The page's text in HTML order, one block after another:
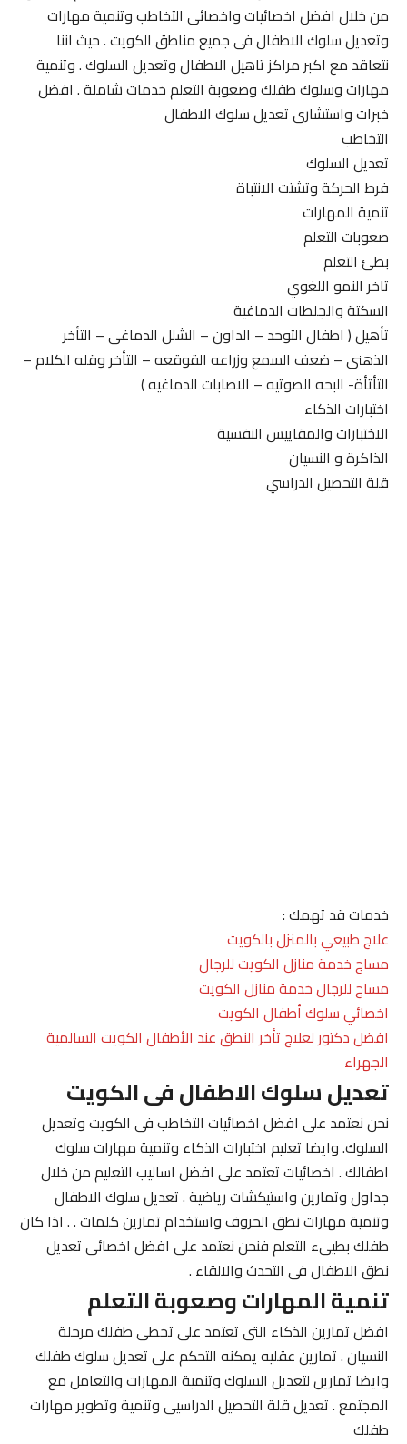
من خلال افضل اخصائيات واخصائى التخاطب وتنمية مهارات
وتعديل سلوك الاطفال فى جميع مناطق الكويت . حيث اننا
نتعاقد مع اكبر مراكز تاهيل الاطفال وتعديل السلوك . وتنمية
مهارات وسلوك طفلك وصعوبة التعلم خدمات شاملة . افضل
خبرات واستشارى تعديل سلوك الاطفال
التخاطب
تعديل السلوك
فرط الحركة وتشتت الانتباة
تنمية المهارات
صعوبات التعلم
بطئ التعلم
تاخر النمو اللغوي
السكتة والجلطات الدماغية
تأهيل ( اطفال التوحد – الداون – الشلل الدماغى – التأخر
الذهنى – ضعف السمع وزراعه القوقعه – التأخر وقله الكلام –
التأتأة- البحه الصوتيه – الاصابات الدماغيه )
اختبارات الذكاء
الاختبارات والمقاييس النفسية
الذاكرة و النسيان
قلة التحصيل الدراسي
خدمات قد تهمك :
علاج طبيعي بالمنزل بالكويت
مساج خدمة منازل الكويت للرجال
مساج للرجال خدمة منازل الكويت
اخصائي سلوك أطفال الكويت
افضل دكتور لعلاج تأخر النطق عند الأطفال الكويت السالمية
الجهراء
تعديل سلوك الاطفال فى الكويت
نحن نعتمد على افضل اخصائيات التخاطب فى الكويت وتعديل
السلوك. وايضا تعليم اختبارات الذكاء وتنمية مهارات سلوك
اطفالك . اخصائيات تعتمد على افضل اساليب التعليم من خلال
جداول وتمارين واستيكشات رياضية . تعديل سلوك الاطفال
وتنمية مهارات نطق الحروف واستخدام تمارين كلمات . . اذا كان
طفلك بطيىء التعلم فنحن نعتمد على افضل اخصائى تعديل
نطق الاطفال فى التحدث والالقاء .
تنمية المهارات وصعوبة التعلم
افضل تمارين الذكاء التى تعتمد على تخطى طفلك مرحلة
النسيان . تمارين عقليه يمكنه التحكم على تعديل سلوك طفلك
وايضا تمارين لتعديل السلوك وتنمية المهارات والتعامل مع
المجتمع . تعديل قلة التحصيل الدراسيى وتنمية وتطوير مهارات
طفلك